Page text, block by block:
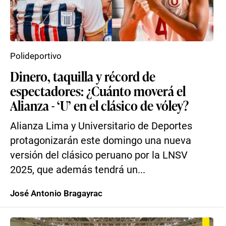
Dinero, taquilla y récord de
espectadores: ¿Cuánto moverá el
Alianza - ‘U’ en el clásico de vóley?
Alianza Lima y Universitario de Deportes
protagonizarán este domingo una nueva
versión del clásico peruano por la LNSV
2025, que además tendrá un...
Polideportivo
José Antonio Bragayrac